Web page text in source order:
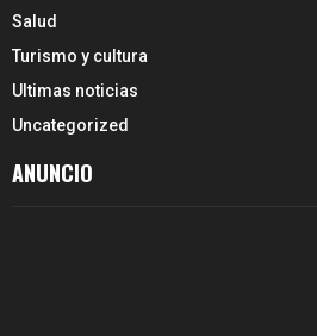
Salud
Turismo y cultura
Ultimas noticias
Uncategorized
ANUNCIO